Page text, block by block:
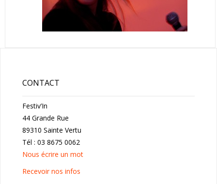
CONTACT
Festiv’In
44 Grande Rue
89310 Sainte Vertu
Tél : 03 8675 0062
Nous écrire un mot
Recevoir nos infos